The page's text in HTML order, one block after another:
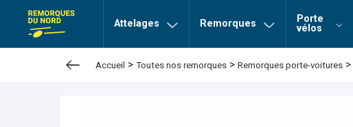
Remorques du nordAttelages Remorques
Porte
vélos
Accueil > Toutes nos remorques > Remorques porte-voitures >